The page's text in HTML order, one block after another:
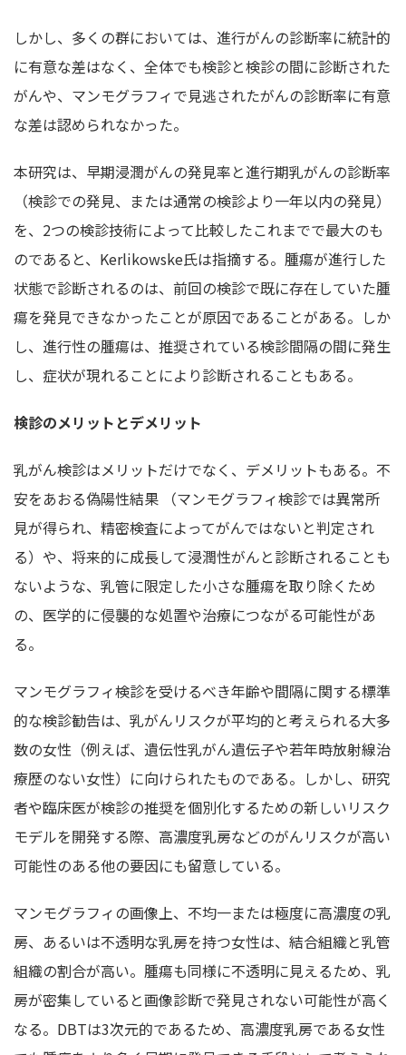
しかし、多くの群においては、進行がんの診断率に統計的
に有意な差はなく、全体でも検診と検診の間に診断された
がんや、マンモグラフィで見逃されたがんの診断率に有意
な差は認められなかった。
本研究は、早期浸潤がんの発見率と進行期乳がんの診断率
（検診での発見、または通常の検診より一年以内の発見）
を、2つの検診技術によって比較したこれまでで最大のも
のであると、Kerlikowske氏は指摘する。腫瘍が進行した
状態で診断されるのは、前回の検診で既に存在していた腫
瘍を発見できなかったことが原因であることがある。しか
し、進行性の腫瘍は、推奨されている検診間隔の間に発生
し、症状が現れることにより診断されることもある。
検診のメリットとデメリット
乳がん検診はメリットだけでなく、デメリットもある。不
安をあおる偽陽性結果 （マンモグラフィ検診では異常所
見が得られ、精密検査によってがんではないと判定され
る）や、将来的に成長して浸潤性がんと診断されることも
ないような、乳管に限定した小さな腫瘍を取り除くため
の、医学的に侵襲的な処置や治療につながる可能性があ
る。
マンモグラフィ検診を受けるべき年齢や間隔に関する標準
的な検診勧告は、乳がんリスクが平均的と考えられる大多
数の女性（例えば、遺伝性乳がん遺伝子や若年時放射線治
療歴のない女性）に向けられたものである。しかし、研究
者や臨床医が検診の推奨を個別化するための新しいリスク
モデルを開発する際、高濃度乳房などのがんリスクが高い
可能性のある他の要因にも留意している。
マンモグラフィの画像上、不均一または極度に高濃度の乳
房、あるいは不透明な乳房を持つ女性は、結合組織と乳管
組織の割合が高い。腫瘍も同様に不透明に見えるため、乳
房が密集していると画像診断で発見されない可能性が高く
なる。DBTは3次元的であるため、高濃度乳房である女性